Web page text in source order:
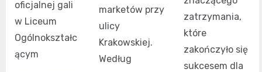
oficjalnej gali
w Liceum
Ogólnokształc
ącym
marketów przy
ulicy
Krakowskiej.
Według
zatrzymania,
które
zakończyło się
sukcesem dla